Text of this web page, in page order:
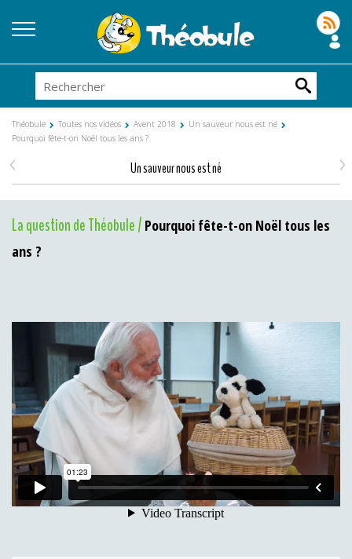
Théobule Toutes nos vidéos Avent 2018
Un sauveur nous est né
Pourquoi fête-t-on Noël tous les ans ?
Un sauveur nous est né
< >
La question de Théobule / Pourquoi fête-t-on Noël tous les
ans ?